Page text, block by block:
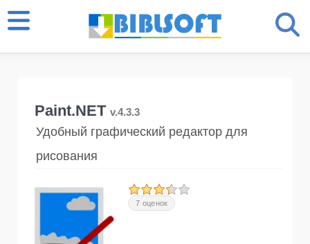
Paint.NET v.4.3.3
Удобный графический редактор для
рисования
7 оценок